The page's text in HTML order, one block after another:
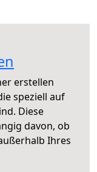
erstellen
speziell auf
Diese
davon, ob
Ihres